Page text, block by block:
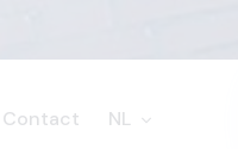
Contact NL